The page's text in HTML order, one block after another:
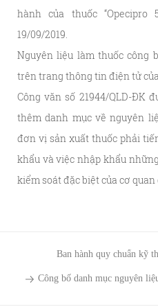
hành của thuốc
19/09/2019.
Nguyên liệu làm thuốc công
trên trang thông tin điện tử
Công văn số 21944/QLD-ĐK
thêm danh mục về nguyên
đơn vị sản xuất thuốc phải
khẩu và việc nhập khẩu
kiểm soát đặc biệt của cơ
Ban hành quy chuẩn kỹ
Công bố danh mục nguyên